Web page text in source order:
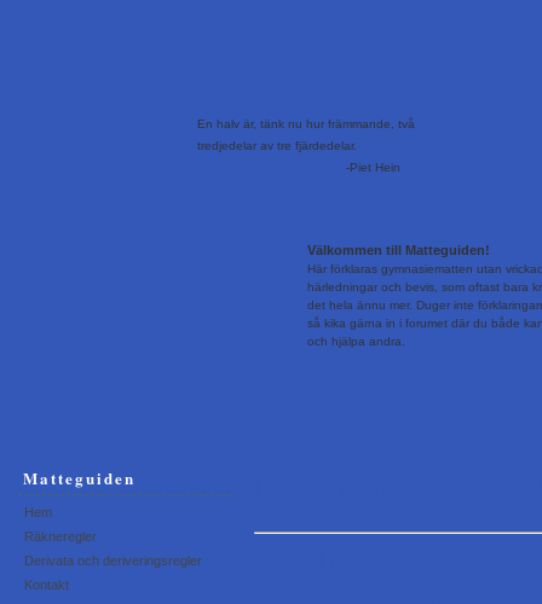
En halv är, tänk nu hur främmande, två
tredjedelar av tre fjärdedelar.
-Piet Hein
Välkommen till Matteguiden!
Här förklaras gymnasiematten utan
härledningar och bevis, som oftast bara
det hela ännu mer. Duger inte
så kika gärna in i forumet där du både
och hjälpa andra.
Matteguiden
Hem
Räkneregler
Derivata och deriveringsregler
Kontakt